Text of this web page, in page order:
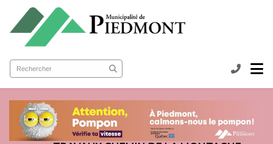
(Ma municipalité )
(Loisirs et culture )